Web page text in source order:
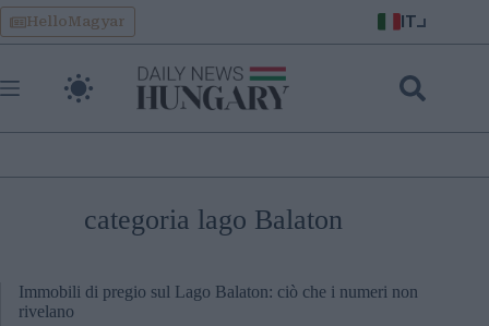
Skip
to
content
HelloMagyar IT
categoria lago Balaton
Immobili di pregio sul Lago Balaton: ciò che i numeri non
rivelano